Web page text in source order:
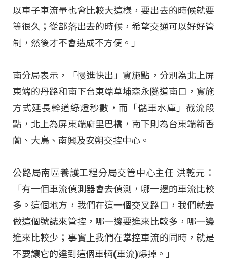
以車子車流量也會比較大這樣，要出去的時候就要
等很久；從部落出去的時候，希望交通可以好好管
制，然後才不會造成不方便。」
南分局表示，「慢進快出」實施點，分別為北上屏
東端的丹路和南下台東端草埔森永隧道南口，實施
方式延長幹道綠燈秒數，而「儲車水庫」截流段
點，北上為屏東端麻里巴橋，南下則為台東端新香
蘭、大鳥、南興及安朔交控中心。
公路局南區養護工程分局交管中心主任 洪乾元：
「有一個車流偵測器會去偵測，哪一邊的車流比較
多。這個地方，我們在這一個交叉路口，我們就去
做這個號誌來管控，哪一邊要進來比較多，哪一邊
進來比較少；事實上我們在掌控車流的同時，就是
不要讓它的達到這個車輛(車流)爆掉。」